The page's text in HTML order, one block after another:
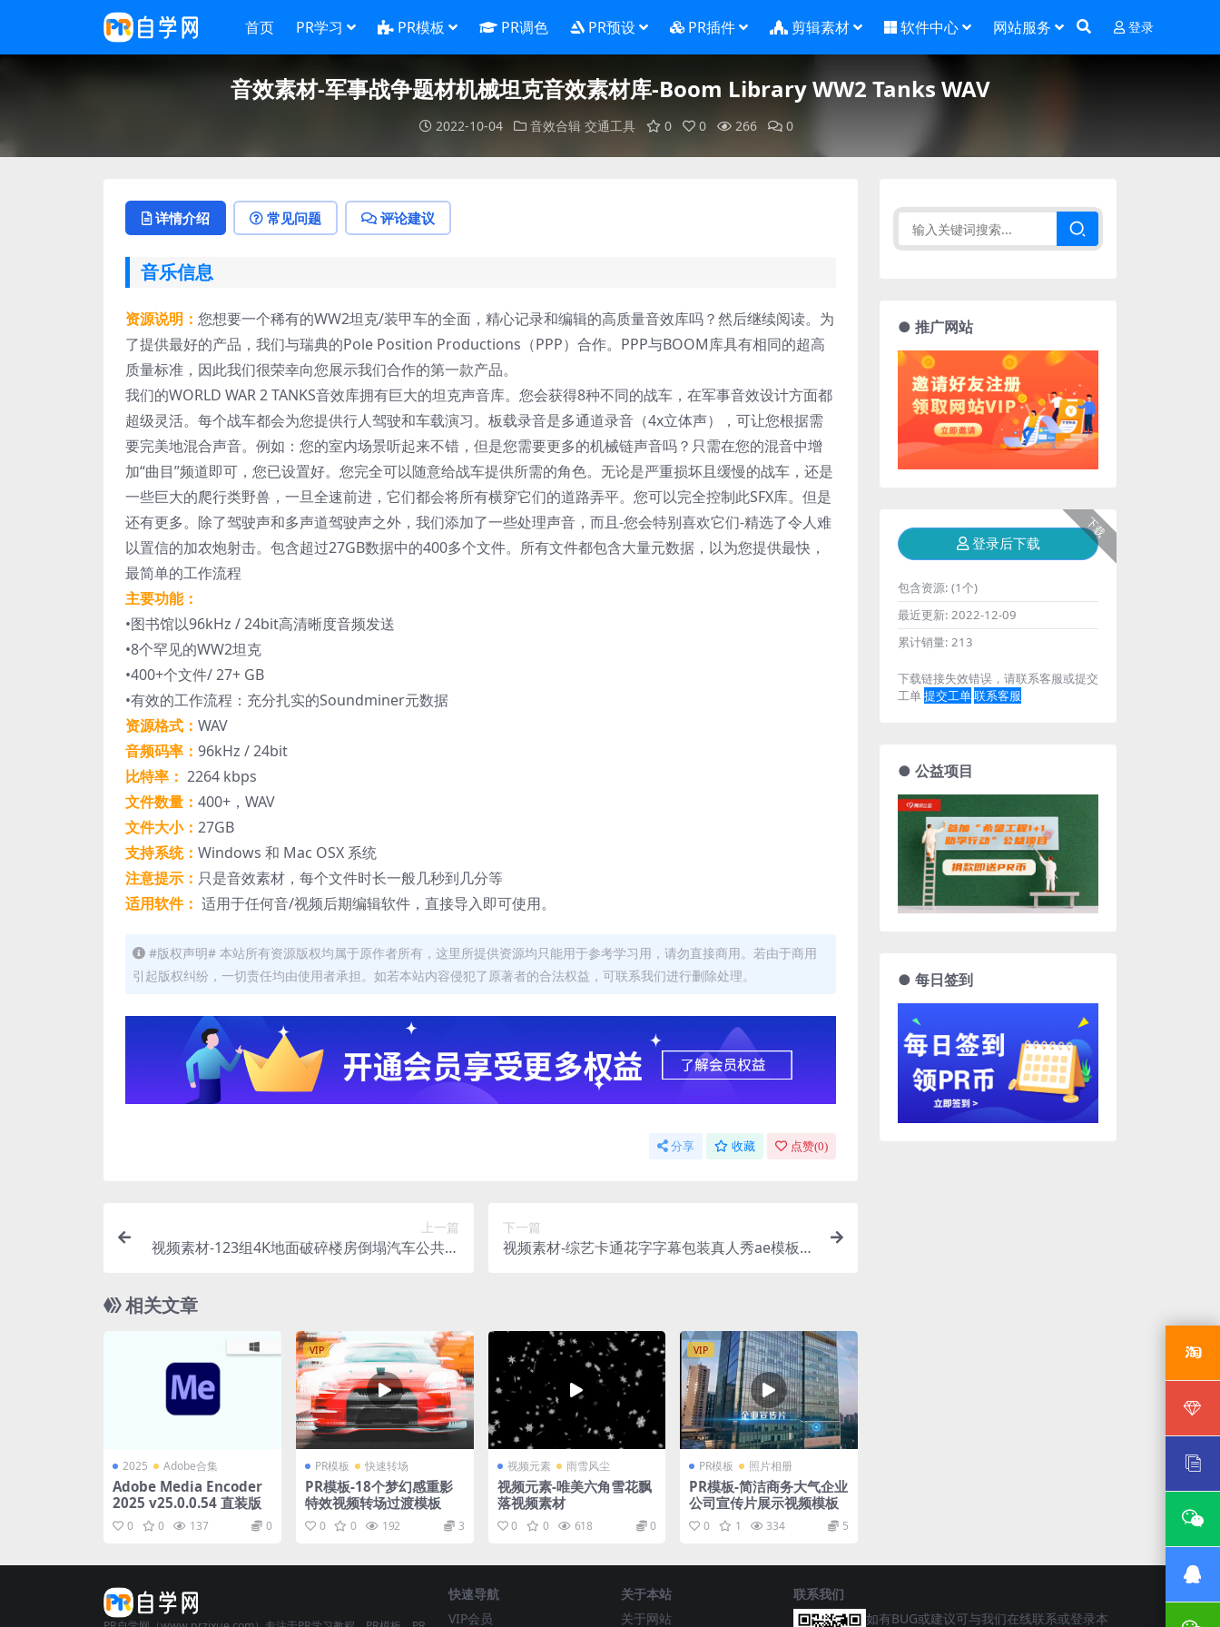
首页 PR学习 PR模板 PR调色 PR预设 PR插件 剪辑素材 软件中心 网站服务 登录
音效素材-军事战争题材机械坦克音效素材库-Boom Library WW2 Tanks WAV
2022-10-04 音效合辑 交通工具 0 0 266 0
详情介绍 常见问题 评论建议
音乐信息
资源说明： 您想要一个稀有的WW2坦克/装甲车的全面，精心记录和编辑的高质量音效库吗？然后继续阅读。为
了提供最好的产品，我们与瑞典的Pole Position Productions（PPP）合作。PPP与BOOM库具有相同的超高
质量标准，因此我们很荣幸向您展示我们合作的第一款产品。
我们的WORLD WAR 2 TANKS音效库拥有巨大的坦克声音库。您会获得8种不同的战车，在军事音效设计方面都
超级灵活。每个战车都会为您提供行人驾驶和车载演习。板载录音是多通道录音（4x立体声），可让您根据需
要完美地混合声音。例如：您的室内场景听起来不错，但是您需要更多的机械链声音吗？只需在您的混音中增
加“曲目”频道即可，您已设置好。您完全可以随意给战车提供所需的角色。无论是严重损坏且缓慢的战车，还是
一些巨大的爬行类野兽，一旦全速前进，它们都会将所有横穿它们的道路弄平。您可以完全控制此SFX库。但是
还有更多。除了驾驶声和多声道驾驶声之外，我们添加了一些处理声音，而且-您会特别喜欢它们-精选了令人难
以置信的加农炮射击。包含超过27GB数据中的400多个文件。所有文件都包含大量元数据，以为您提供最快，
最简单的工作流程
主要功能：
•图书馆以96kHz / 24bit高清晰度音频发送
•8个罕见的WW2坦克
•400+个文件/ 27+ GB
•有效的工作流程：充分扎实的Soundminer元数据
资源格式： WAV
音频码率： 96kHz / 24bit
比特率： 2264 kbps
文件数量： 400+，WAV
文件大小： 27GB
支持系统： Windows 和 Mac OSX 系统
注意提示： 只是音效素材，每个文件时长一般几秒到几分等
适用软件： 适用于任何音/视频后期编辑软件，直接导入即可使用。
#版权声明# 本站所有资源版权均属于原作者所有，这里所提供资源均只能用于参考学习用，请勿直接商用。若由于商用
引起版权纠纷，一切责任均由使用者承担。如若本站内容侵犯了原著者的合法权益，可联系我们进行删除处理。
分享 收藏 点赞(0)
上一篇
视频素材-123组4K地面破碎楼房倒塌汽车公共设
下一篇
视频素材-综艺卡通花字字幕包装真人秀ae模板带
相关文章
2025 Adobe合集
Adobe Media Encoder
2025 v25.0.0.54 直装版
0 0 137 0
VIP
PR模板 快速转场
PR模板-18个梦幻感重影
特效视频转场过渡模板
0 0 192 3
视频元素 雨雪风尘
视频元素-唯美六角雪花飘
落视频素材
0 0 618 0
VIP
PR模板 照片相册
PR模板-简洁商务大气企业
公司宣传片展示视频模板
0 1 334 5
● 推广网站
下载
登录后下载
包含资源: (1个)
最近更新: 2022-12-09
累计销量: 213
下载链接失效错误，请联系客服或提交
工单提交工单联系客服
● 公益项目
● 每日签到
快速导航
VIP会员
关于本站
关于网站
联系我们
如有BUG或建议可与我们在线联系或登录本